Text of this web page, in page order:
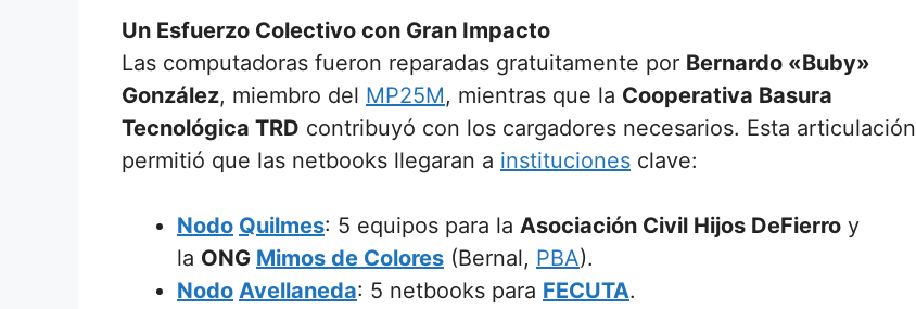
Un Esfuerzo Colectivo con Gran Impacto
Las computadoras fueron reparadas gratuitamente por Bernardo «Buby»
González, miembro del MP25M, mientras que la Cooperativa Basura
Tecnológica TRD contribuyó con los cargadores necesarios. Esta articulación
permitió que las netbooks llegaran a instituciones clave:
Nodo Quilmes: 5 equipos para la Asociación Civil Hijos DeFierro y
la ONG Mimos de Colores (Bernal, PBA).
Nodo Avellaneda: 5 netbooks para FECUTA.